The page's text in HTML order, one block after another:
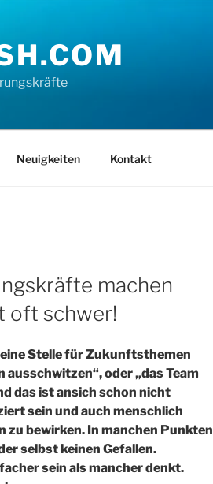
Neuigkeiten Kontakt
machen
oft schwer!
Stelle für Zukunftsthemen
oder „das Team
das ist ansich schon nicht
sein und auch menschlich
zu bewirken. In manchen Punkten
selbst keinen Gefallen.
sein als mancher denkt.